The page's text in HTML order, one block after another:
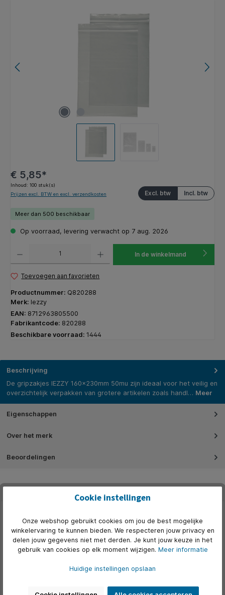
Afbeeldingengalerij overslaan
€ 5,85*
Inhoud: 100 stuk(s)
Incl. btw
Excl. btw
Prijzen excl. BTW en excl. verzendkosten
Meer dan 500 beschikbaar
Op voorraad, levering verwacht op 7 aug. 2026
In de winkelmand
Toevoegen aan favorieten
Productnummer: Q820288
Merk: Iezzy
EAN: 8712963805500
Fabrikantcode: 820288
Beschikbare voorraad: 1444
Beschrijving
De gripzakjes IEZZY 160x230mm 50mu zijn ideaal voor het veilig en
overzichtelijk verpakken van grotere artikelen zoals handl… Meer
Eigenschappen
Over het merk
Beoordelingen
Productgalerij overslaan
Accessoires
500+ op voorraad
Cookie instellingen
Onze webshop gebruikt cookies om jou de best mogelijke
winkelervaring te kunnen bieden. We respecteren jouw privacy en
delen jouw gegevens niet met derden. Je kunt jouw keuze in het
gebruik van cookies op elk moment wijzigen. Meer informatie
Huidige instellingen opslaan